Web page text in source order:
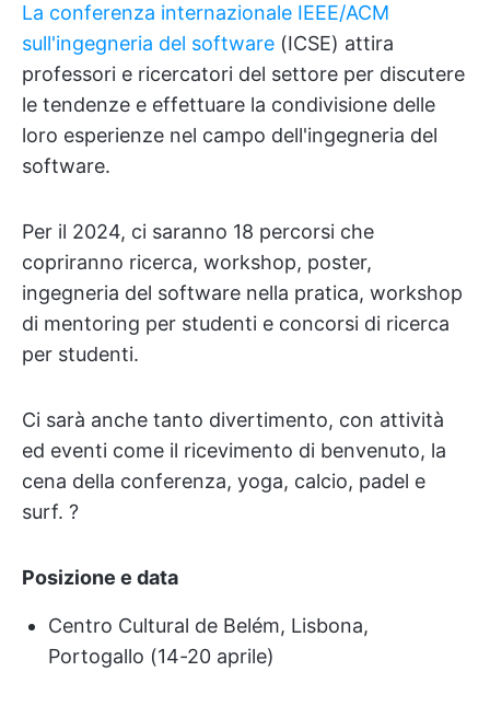
La conferenza internazionale IEEE/ACM
sull'ingegneria del software (ICSE) attira
professori e ricercatori del settore per discutere
le tendenze e effettuare la condivisione delle
loro esperienze nel campo dell'ingegneria del
software.
Per il 2024, ci saranno 18 percorsi che
copriranno ricerca, workshop, poster,
ingegneria del software nella pratica, workshop
di mentoring per studenti e concorsi di ricerca
per studenti.
Ci sarà anche tanto divertimento, con attività
ed eventi come il ricevimento di benvenuto, la
cena della conferenza, yoga, calcio, padel e
surf. ?
Posizione e data
Centro Cultural de Belém, Lisbona,
Portogallo (14-20 aprile)